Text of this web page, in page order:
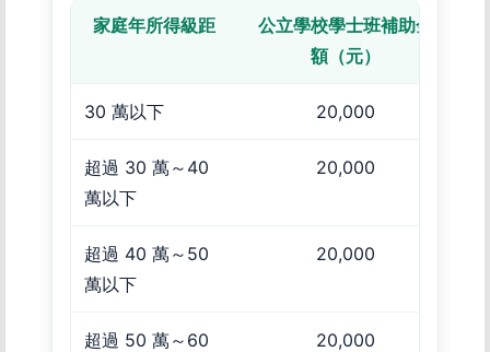
家庭年所得級距
公立學校學士班補助金
額（元）
30 萬以下 20,000
超過 30 萬～40
萬以下
20,000
超過 40 萬～50
萬以下
20,000
超過 50 萬～60
20,000